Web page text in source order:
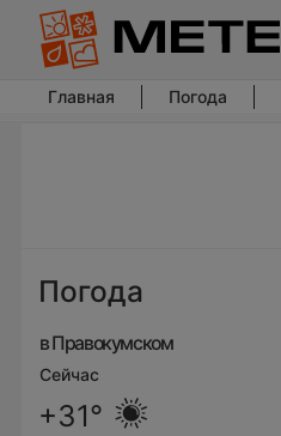
Главная Погода
Погода
в Правокумском
Сейчас
+31°